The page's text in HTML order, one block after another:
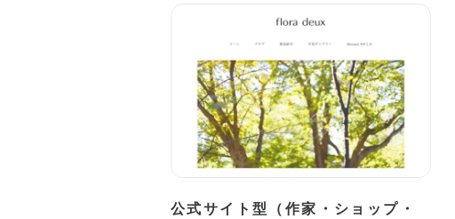
公式サイト型（作家・ショップ・